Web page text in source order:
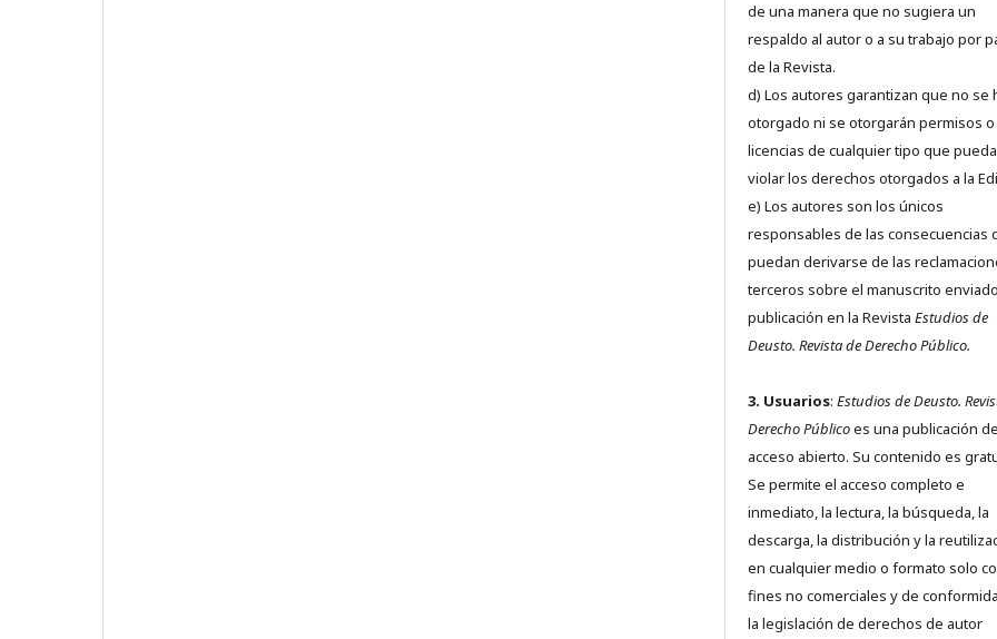
de una manera que no sugiera un
respaldo al autor o a su trabajo por
de la Revista.
d) Los autores garantizan que no se
otorgado ni se otorgarán permisos o
licencias de cualquier tipo que
violar los derechos otorgados a la
e) Los autores son los únicos
responsables de las consecuencias
puedan derivarse de las
terceros sobre el manuscrito
publicación en la Revista Estudios de
Deusto. Revista de Derecho Público.
3. Usuarios: Estudios de Deusto.
Derecho Públicoes una publicación de
acceso abierto. Su contenido es
Se permite el acceso completo e
inmediato, la lectura, la búsqueda, la
descarga, la distribución y la
en cualquier medio o formato solo
fines no comerciales y de
la legislación de derechos de autor